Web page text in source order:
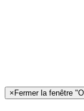
× Fermer la fenêtre